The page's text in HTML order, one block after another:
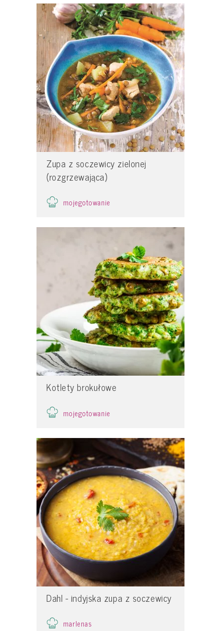
Zupa z soczewicy zielonej
(rozgrzewająca)
mojegotowanie
Kotlety brokułowe
mojegotowanie
Dahl - indyjska zupa z soczewicy
marlenas